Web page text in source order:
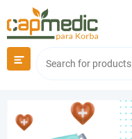
to
content